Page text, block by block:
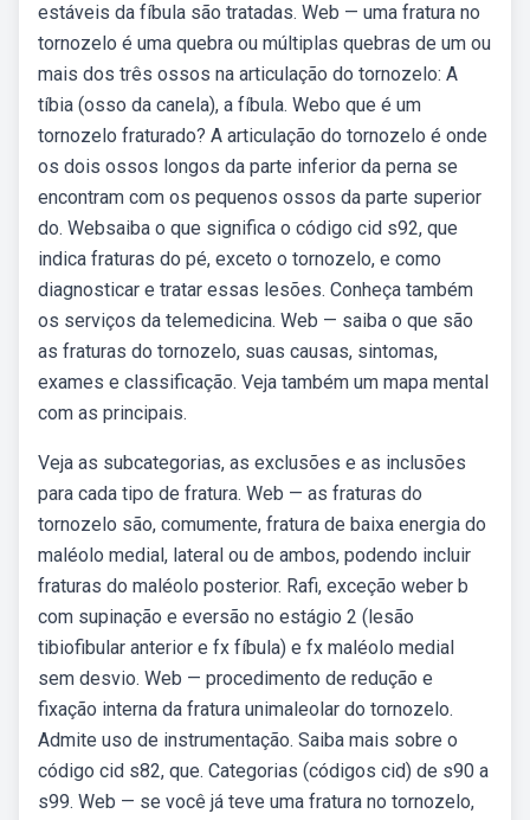
estáveis da fíbula são tratadas. Web — uma fratura no
tornozelo é uma quebra ou múltiplas quebras de um ou
mais dos três ossos na articulação do tornozelo: A
tíbia (osso da canela), a fíbula. Webo que é um
tornozelo fraturado? A articulação do tornozelo é onde
os dois ossos longos da parte inferior da perna se
encontram com os pequenos ossos da parte superior
do. Websaiba o que significa o código cid s92, que
indica fraturas do pé, exceto o tornozelo, e como
diagnosticar e tratar essas lesões. Conheça também
os serviços da telemedicina. Web — saiba o que são
as fraturas do tornozelo, suas causas, sintomas,
exames e classificação. Veja também um mapa mental
com as principais.
Veja as subcategorias, as exclusões e as inclusões
para cada tipo de fratura. Web — as fraturas do
tornozelo são, comumente, fratura de baixa energia do
maléolo medial, lateral ou de ambos, podendo incluir
fraturas do maléolo posterior. Rafi, exceção weber b
com supinação e eversão no estágio 2 (lesão
tibiofibular anterior e fx fíbula) e fx maléolo medial
sem desvio. Web — procedimento de redução e
fixação interna da fratura unimaleolar do tornozelo.
Admite uso de instrumentação. Saiba mais sobre o
código cid s82, que. Categorias (códigos cid) de s90 a
s99. Web — se você já teve uma fratura no tornozelo,